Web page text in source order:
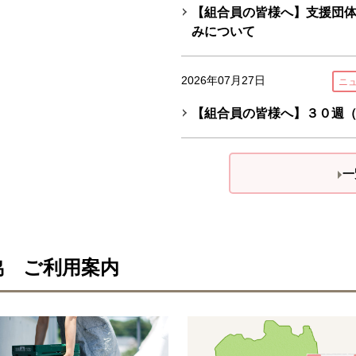
【組合員の皆様へ】支援団
みについて
2026年07月27日 ニ
【組合員の皆様へ】３０週
ご利用案内